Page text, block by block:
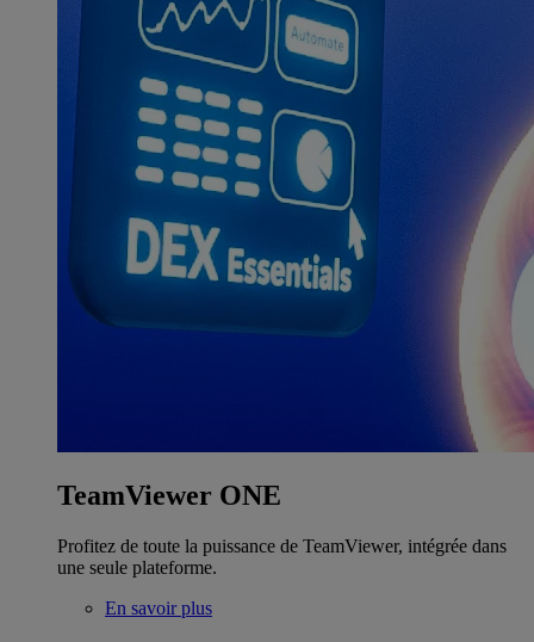
TeamViewer ONE
Profitez de toute la puissance de TeamViewer, intégrée dans
une seule plateforme.
En savoir plus